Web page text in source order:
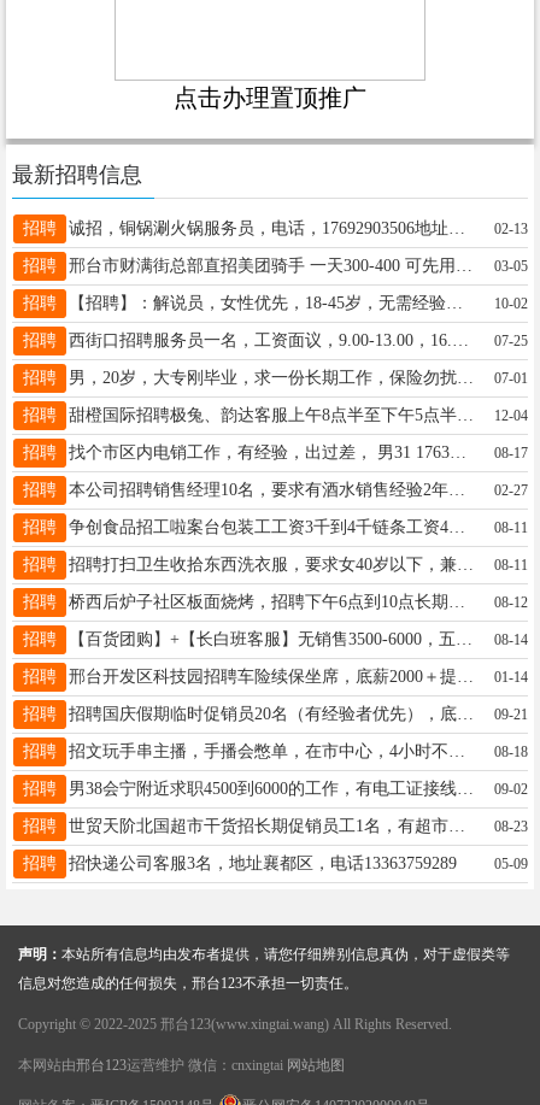
点击办理置顶推广
最新招聘信息
招聘 02-13
招聘 03-05
招聘 【招聘】：解说员，女性优先，18-45岁，无需经验，兼职全职，收益可观，工资日结。联系电话15200168698（微信） 10-02
招聘 07-25
招聘 男，20岁，大专刚毕业，求一份长期工作，保险勿扰，19903191628 07-01
招聘 甜橙国际招聘极兔、韵达客服上午8点半至下午5点半，每月公休4天，满一年缴纳社保，有意者电联15369939427 12-04
招聘 找个市区内电销工作，有经验，出过差， 男31 17631989220 08-17
招聘 本公司招聘销售经理10名，要求有酒水销售经验2年以上，工资面议，奖金提成公休五险。玉兰缘酒业13373399806 02-27
招聘 争创食品招工啦案台包装工工资3千到4千链条工资4千到6千满勤奖200每日餐补7元工龄3百封顶电话15227368965 08-11
招聘 招聘打扫卫生收拾东西洗衣服，要求女40岁以下，兼职日结，联系方式17733962525 08-11
招聘 08-12
招聘 08-14
招聘 01-14
招聘 招聘国庆假期临时促销员20名（有经验者优先），底薪+销售提成，电话15613971528 09-21
招聘 08-18
招聘 男38会宁附近求职4500到6000的工作，有电工证接线经验，c本，工地消防弱电小工经验，手机13290597016 09-02
招聘 世贸天阶北国超市干货招长期促销员工1名，有超市经验者优先，地址：中兴大街世贸天阶北国超市电话：18631955688 08-23
招聘 招快递公司客服3名，地址襄都区，电话13363759289 05-09
声明： 本站所有信息均由发布者提供，请您仔细辨别信息真伪，对于虚假类等
信息对您造成的任何损失，邢台123不承担一切责任。
Copyright © 2022-2025 邢台123(www.xingtai.wang) All Rights Reserved.
本网站由邢台123运营维护 微信：cnxingtai 网站地图